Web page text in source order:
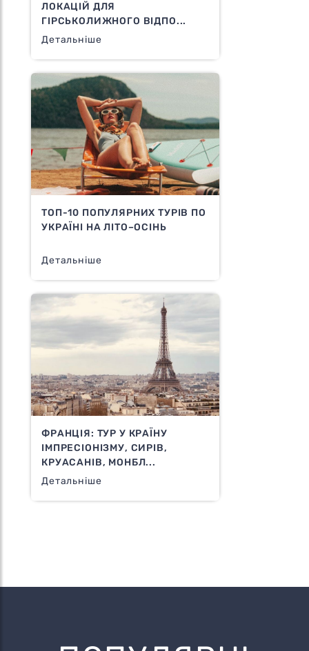
ЛОКАЦІЙ ДЛЯ
ГІРСЬКОЛИЖНОГО ВІДПО...
Детальніше
ТОП-10 ПОПУЛЯРНИХ ТУРІВ ПО
УКРАЇНІ НА ЛІТО–ОСІНЬ
Детальніше
ФРАНЦІЯ: ТУР У КРАЇНУ
ІМПРЕСІОНІЗМУ, СИРІВ,
КРУАСАНІВ, МОНБЛ...
Детальніше